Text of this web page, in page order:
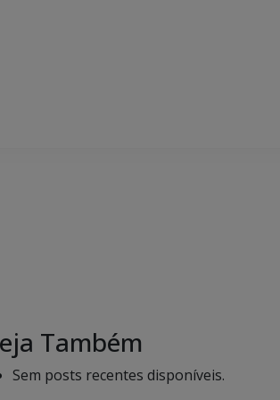
Também
Sem posts recentes disponíveis.